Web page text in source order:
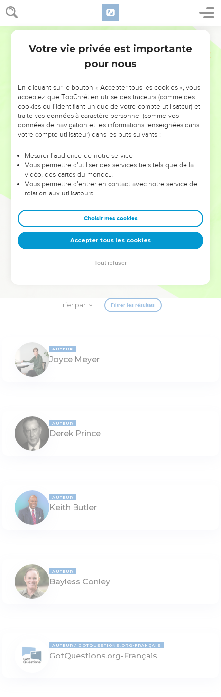
NE MANQUEZ PAS L’ÉVÉNEMENT
DE L’ANNÉE !
ET SI LEURS ERREURS POUVAIENT VOUS ÉVITER LES
VOTRES ?
leur foi ou leur vision. Mais on voit moins les doutes, les erreurs
et les saisons difficiles qu'ils ont traversés, alors même que ce
sont elles qui les ont façonnés.
Dans cette conférence, leaders, entrepreneurs, et responsables
clés pour avancer avec plus de sagesse afin que leurs erreurs
deviennent vos tremplins. Que vous guidiez un ministère, une
équipe, un groupe ou une famille, leur expérience est faite
pour vous.
Trier par Filtrer les résultats
AUTEUR
Joyce Meyer
AUTEUR
Derek Prince
AUTEUR
Keith Butler
AUTEUR
Bayless Conley
AUTEUR GOTQUESTIONS.ORG-FRANÇAIS
GotQuestions.org-Français
Votre vie privée est importante
pour nous
En cliquant sur le bouton « Accepter tous les cookies », vous
acceptez que TopChrétien utilise des traceurs (comme des
cookies ou l'identifiant unique de votre compte utilisateur) et
traite vos données à caractère personnel (comme vos
données de navigation et les informations renseignées dans
votre compte utilisateur) dans les buts suivants :
Mesurer l'audience de notre service
Vous permettre d'utiliser des services tiers tels que de la
vidéo, des cartes du monde…
Vous permettre d'entrer en contact avec notre service de
relation aux utilisateurs.
Choisir mes cookies
Accepter tous les cookies
Tout refuser